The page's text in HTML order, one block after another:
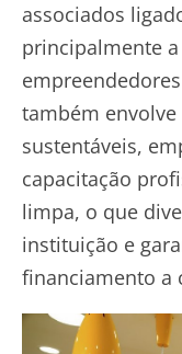
associados
principalmente
também
sustentáveis,
capacitação
limpa, o que
instituição e
financiamento a